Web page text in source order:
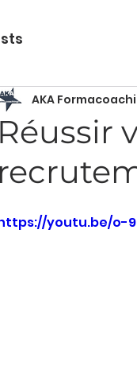
Réussir
AKA
youtu.be/o-